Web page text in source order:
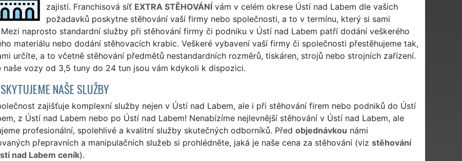
zajistí. Franchisová síť EXTRA STĚHOVÁNÍvám v celém okrese Ústí nad Labem dle vašich
požadavků poskytne stěhování vaší firmy nebo společnosti, a to v termínu, který si sami
naprosto standardní služby při stěhování firmy či podniku v Ústí nad Labem patří dodání veškerého
materiálu nebo dodání stěhovacích krabic. Veškeré vybavení vaší firmy či společnosti přestěhujeme tak,
určíte, a to včetně stěhování předmětů nestandardních rozměrů, tiskáren, strojů nebo strojních zařízení.
naše vozy od 3,5 tuny do 24 tun jsou vám kdykoli k dispozici.
NAŠE SLUŽBY
zajišťuje komplexní služby nejen v Ústí nad Labem, ale i při stěhování firem nebo podniků do Ústí
z Ústí nad Labem nebo po Ústí nad Labem! Nenabízíme nejlevnější stěhování v Ústí nad Labem, ale
profesionální, spolehlivé a kvalitní služby skutečných odborníků. Před objednávkou námi
přepravních a manipulačních služeb si prohlédněte, jaká je naše cena za stěhování (viz stěhování
nad Labem ceník).